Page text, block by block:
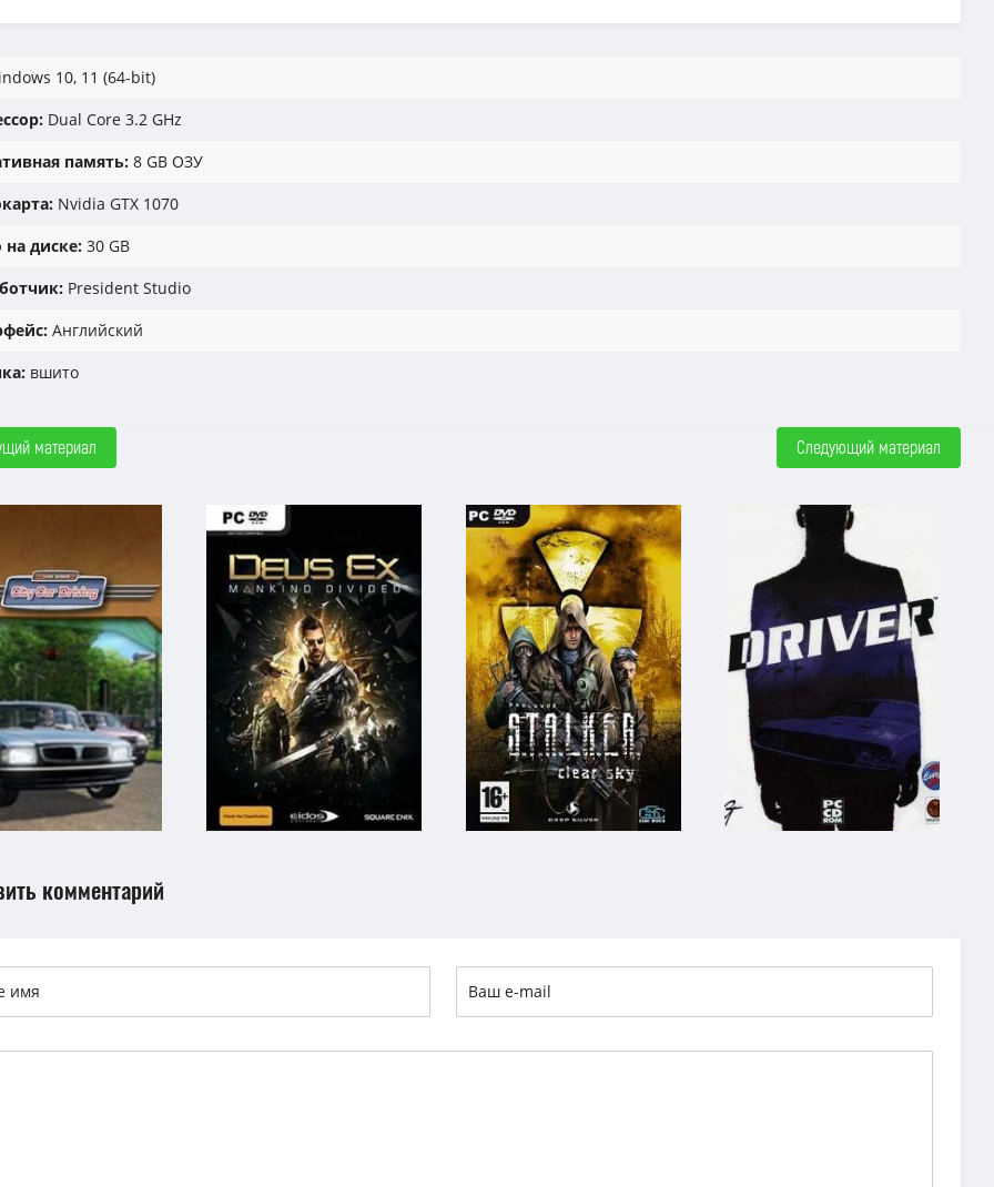
10, 11 (64-bit)
Dual Core 3.2 GHz
память: 8 GB ОЗУ
Nvidia GTX 1070
на диске: 30 GB
President Studio
Английский
вшито
материал Следующий материал
комментарий